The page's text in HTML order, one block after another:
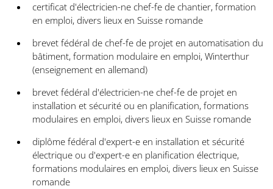
certificat d'électricien-ne chef-fe de chantier, formation
en emploi, divers lieux en Suisse romande
brevet fédéral de chef-fe de projet en automatisation du
bâtiment, formation modulaire en emploi, Winterthur
(enseignement en allemand)
brevet fédéral d'électricien-ne chef-fe de projet en
installation et sécurité ou en planification, formations
modulaires en emploi, divers lieux en Suisse romande
diplôme fédéral d'expert-e en installation et sécurité
électrique ou d'expert-e en planification électrique,
formations modulaires en emploi, divers lieux en Suisse
romande